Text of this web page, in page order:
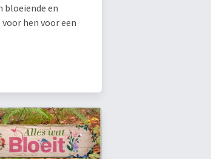
bloeiende en
hen voor een